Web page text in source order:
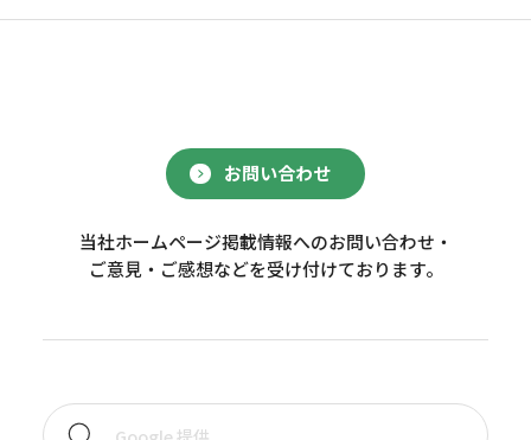
お問い合わせ
当社ホームページ掲載情報へのお問い合わせ・
ご意見・ご感想などを受け付けております。